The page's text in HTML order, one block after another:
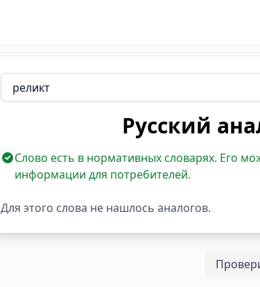
Русский
Слово есть в нормативных словарях. Его
информации для потребителей.
Для этого слова не нашлось аналогов.